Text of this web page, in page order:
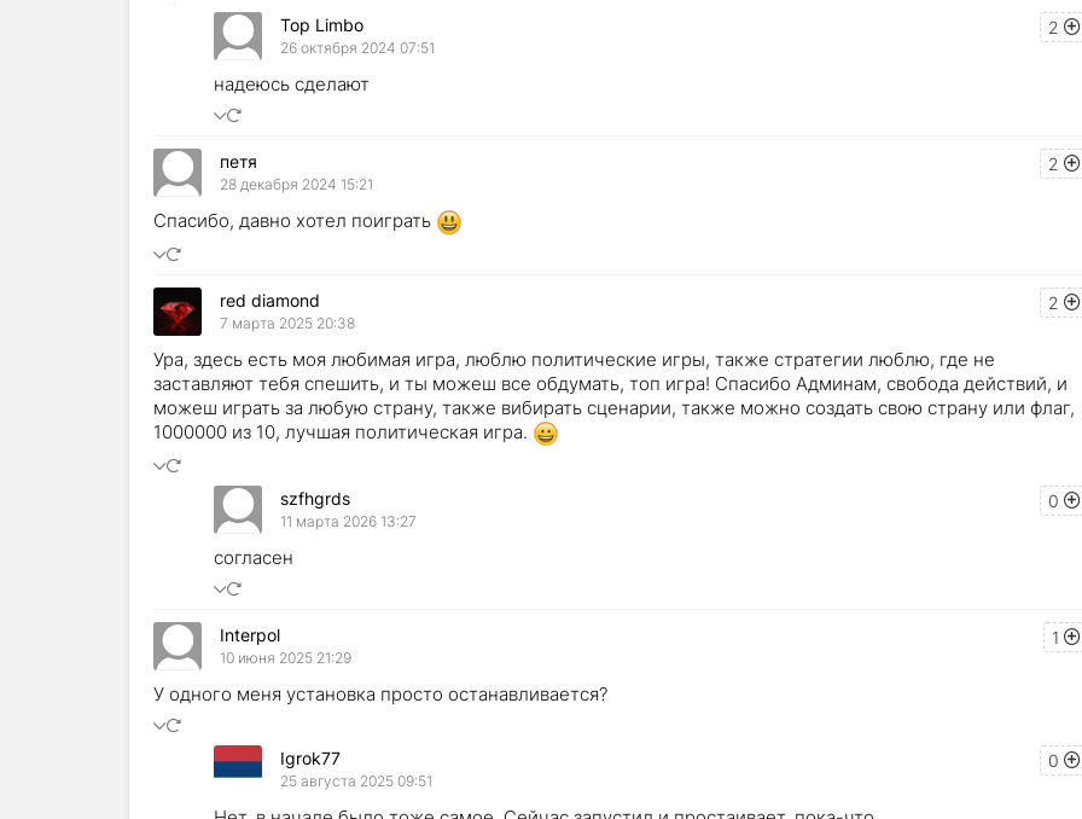
2
Top Limbo
26 октября 2024 07:51
надеюсь сделают
2
петя
28 декабря 2024 15:21
Спасибо, давно хотел поиграть
2
red diamond
7 марта 2025 20:38
Ура, здесь есть моя любимая игра, люблю политические игры, также стратегии люблю, где не
заставляют тебя спешить, и ты можеш все обдумать, топ игра! Спасибо Админам, свобода действий, и
можеш играть за любую страну, также вибирать сценарии, также можно создать свою страну или флаг,
1000000 из 10, лучшая политическая игра.
0
szfhgrds
11 марта 2026 13:27
согласен
1
Interpol
10 июня 2025 21:29
У одного меня установка просто останавливается?
0
Igrok77
25 августа 2025 09:51